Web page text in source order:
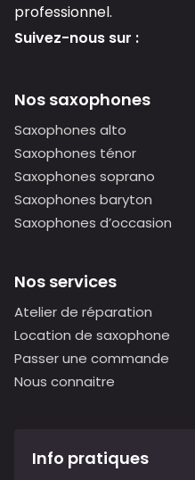
professionnel.
Suivez-nous sur :
Nos saxophones
Saxophones alto
Saxophones ténor
Saxophones soprano
Saxophones baryton
Saxophones d’occasion
Nos services
Atelier de réparation
Location de saxophone
Passer une commande
Nous connaitre
Info pratiques